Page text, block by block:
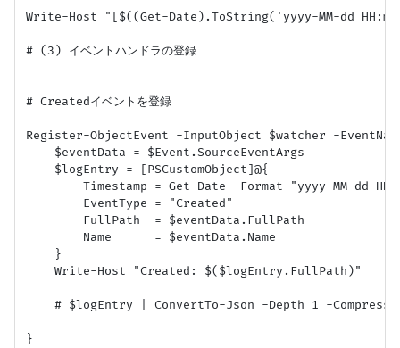
Write-Host "[$((Get-Date).ToString('yyyy-MM-dd
# (3) イベントハンドラの登録
# Createdイベントを登録
Register-ObjectEvent -InputObject $watcher -
    $eventData = $Event.SourceEventArgs
    $logEntry = [PSCustomObject]@{
Timestamp = Get-Date -Format "yyyy-MM-dd
        EventType = "Created"
        FullPath  = $eventData.FullPath
        Name      = $eventData.Name
    }
    Write-Host "Created: $($logEntry.FullPath)"
# $logEntry | ConvertTo-Json -Depth 1 -Compress #
}